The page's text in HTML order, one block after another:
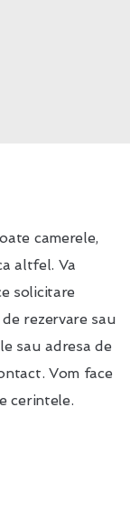
camerele,
altfel. Va
solicitare
rezervare sau
sau adresa de
Vom face
cerintele.